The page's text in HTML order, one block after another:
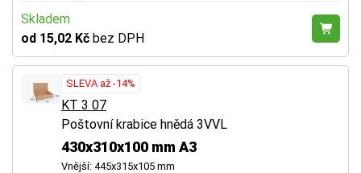
Skladem
od 15,02 Kč bez DPH
SLEVA až -14%
KT 3 07
Poštovní krabice hnědá 3VVL
430x310x100 mm A3
Vnější: 445x315x105 mm